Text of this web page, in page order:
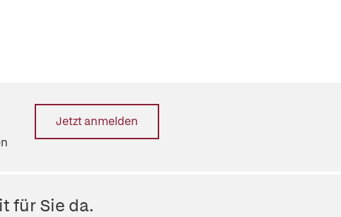
Jetzt anmelden
für Sie da.